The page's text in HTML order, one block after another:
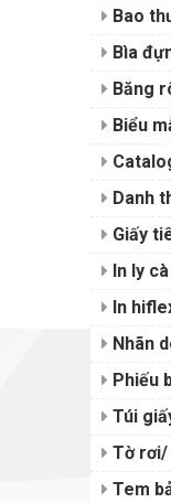
Bao
Bìa
Băng
Biểu
Danh
Giấy
In ly
In
Nhãn
Phiếu
Túi
Tờ rơi/
Tem